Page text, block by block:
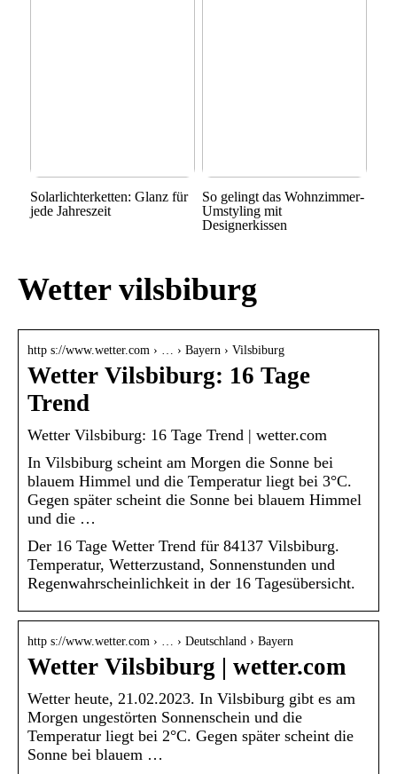
Solarlichterketten: Glanz für
jede Jahreszeit
So gelingt das Wohnzimmer-
Umstyling mit
Designerkissen
Wetter vilsbiburg
http s://www.wetter.com › … › Bayern › Vilsbiburg
Wetter Vilsbiburg: 16 Tage
Trend
Wetter Vilsbiburg: 16 Tage Trend | wetter.com
In Vilsbiburg scheint am Morgen die Sonne bei
blauem Himmel und die Temperatur liegt bei 3°C.
Gegen später scheint die Sonne bei blauem Himmel
und die …
Der 16 Tage Wetter Trend für 84137 Vilsbiburg.
Temperatur, Wetterzustand, Sonnenstunden und
Regenwahrscheinlichkeit in der 16 Tagesübersicht.
http s://www.wetter.com › … › Deutschland › Bayern
Wetter Vilsbiburg | wetter.com
Wetter heute, 21.02.2023. In Vilsbiburg gibt es am
Morgen ungestörten Sonnenschein und die
Temperatur liegt bei 2°C. Gegen später scheint die
Sonne bei blauem …